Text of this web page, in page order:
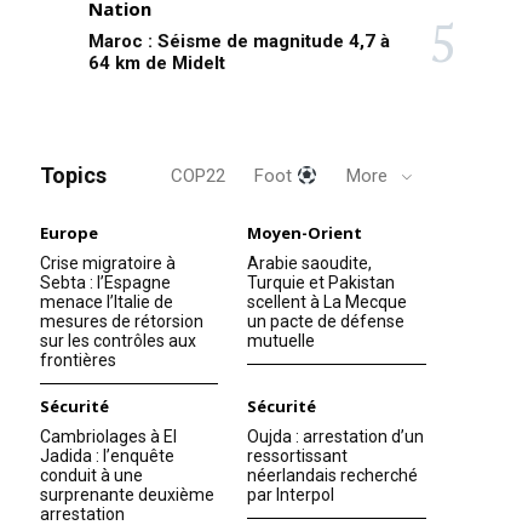
Nation
Maroc : Séisme de magnitude 4,7 à
64 km de Midelt
Topics COP22 Foot More
Europe
Crise migratoire à
Sebta : l’Espagne
menace l’Italie de
mesures de rétorsion
sur les contrôles aux
frontières
Moyen-Orient
Arabie saoudite,
Turquie et Pakistan
scellent à La Mecque
un pacte de défense
mutuelle
Sécurité
Cambriolages à El
Jadida : l’enquête
conduit à une
surprenante deuxième
arrestation
Sécurité
Oujda : arrestation d’un
ressortissant
néerlandais recherché
par Interpol